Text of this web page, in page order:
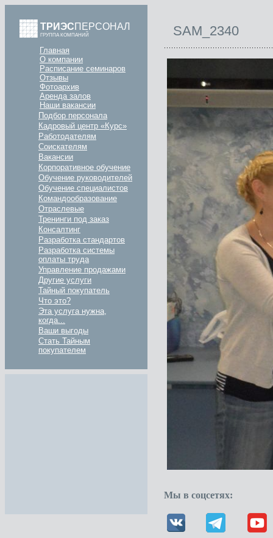
ТРИЭСПЕРСОНАЛ
ГРУППА КОМПАНИЙ
Главная
О компании
Расписание семинаров
Отзывы
Фотоархив
Аренда залов
Наши вакансии
Подбор персонала
Кадровый центр «Курс»
Работодателям
Соискателям
Вакансии
Корпоративное обучение
Обучение руководителей
Обучение специалистов
Командообразование
Отраслевые
Тренинги под заказ
Консалтинг
Разработка стандартов
Разработка системы
оплаты труда
Управление продажами
Другие услуги
Тайный покупатель
Что это?
Эта услуга нужна,
когда...
Ваши выгоды
Стать Тайным
покупателем
SAM_2340
Мы в соцсетях: